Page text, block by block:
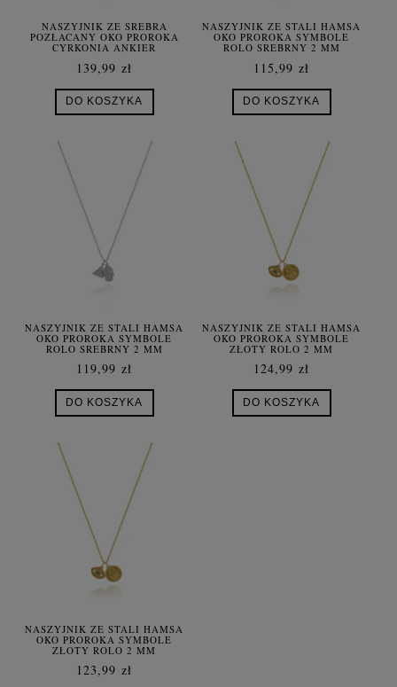
NASZYJNIK ZE SREBRA
POZŁACANY OKO PROROKA
CYRKONIA ANKIER
139,99 zł
DO KOSZYKA
NASZYJNIK ZE STALI HAMSA
OKO PROROKA SYMBOLE
ROLO SREBRNY 2 MM
115,99 zł
DO KOSZYKA
NASZYJNIK ZE STALI HAMSA
OKO PROROKA SYMBOLE
ROLO SREBRNY 2 MM
119,99 zł
DO KOSZYKA
NASZYJNIK ZE STALI HAMSA
OKO PROROKA SYMBOLE
ZŁOTY ROLO 2 MM
124,99 zł
DO KOSZYKA
NASZYJNIK ZE STALI HAMSA
OKO PROROKA SYMBOLE
ZŁOTY ROLO 2 MM
123,99 zł